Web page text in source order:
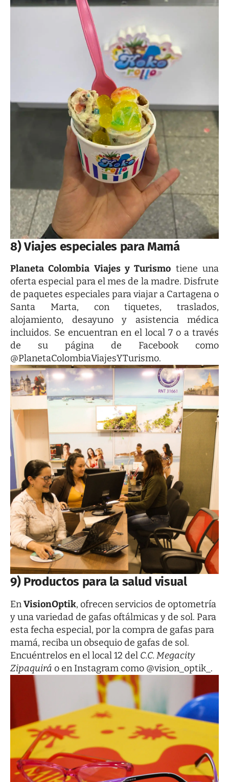
8) Viajes especiales para Mamá
Planeta Colombia Viajes y Turismo tiene una
oferta especial para el mes de la madre. Disfrute
de paquetes especiales para viajar a Cartagena o
Santa Marta, con tiquetes, traslados,
alojamiento, desayuno y asistencia médica
incluidos. Se encuentran en el local 7 o a través
de su página de Facebook como
@PlanetaColombiaViajesYTurismo.
9) Productos para la salud visual
EnVisionOptik, ofrecen servicios de optometría
y una variedad de gafas oftálmicas y de sol. Para
esta fecha especial, por la compra de gafas para
mamá, reciba un obsequio de gafas de sol.
Encuéntrelos en el local 12 del C.C. Megacity
Zipaquirá o en Instagramcomo @vision_optik_.